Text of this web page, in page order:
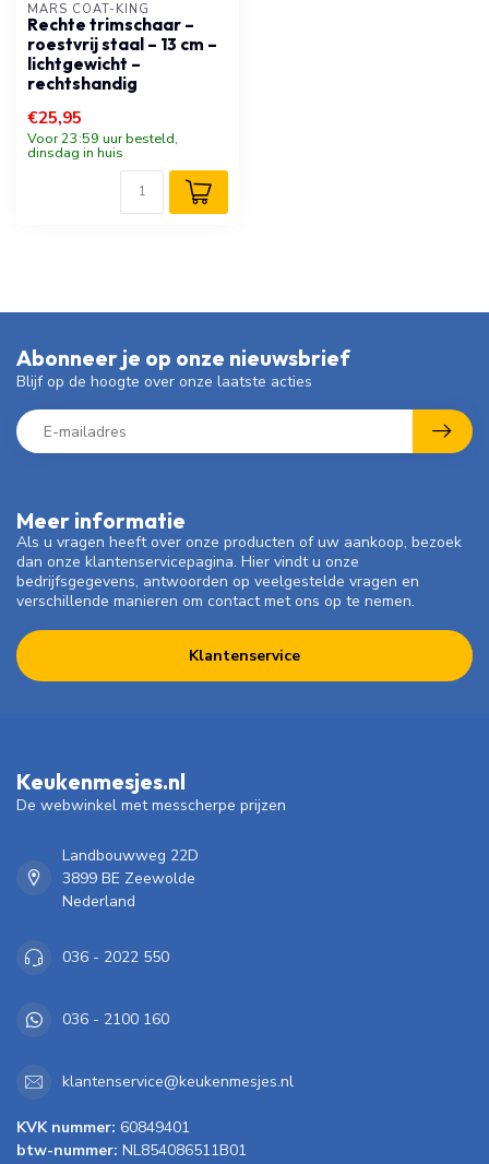
MARS COAT-KING
Rechte trimschaar –
roestvrij staal – 13 cm –
lichtgewicht –
rechtshandig
€25,95
Voor 23:59 uur besteld,
dinsdag in huis
Meer informatie
Als u vragen heeft over onze producten of uw aankoop, bezoek
dan onze klantenservicepagina. Hier vindt u onze
bedrijfsgegevens, antwoorden op veelgestelde vragen en
verschillende manieren om contact met ons op te nemen.
Klantenservice
Abonneer je op onze nieuwsbrief
Blijf op de hoogte over onze laatste acties
Keukenmesjes.nl
De webwinkel met messcherpe prijzen
Landbouwweg 22D
3899 BE Zeewolde
Nederland
036 - 2022 550
036 - 2100 160
klantenservice@keukenmesjes.nl
KVK nummer: 60849401
btw-nummer: NL854086511B01